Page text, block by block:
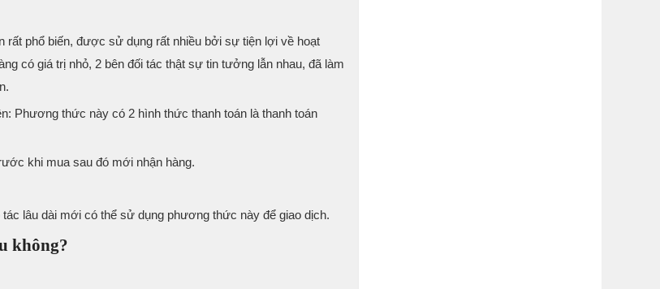
rất phổ biến, được sử dụng rất nhiều bởi sự tiện lợi về hoạt
có giá trị nhỏ, 2 bên đối tác thật sự tin tưởng lẫn nhau, đã làm
Phương thức này có 2 hình thức thanh toán là thanh toán
khi mua sau đó mới nhận hàng.
lâu dài mới có thể sử dụng phương thức này để giao dịch.
không?